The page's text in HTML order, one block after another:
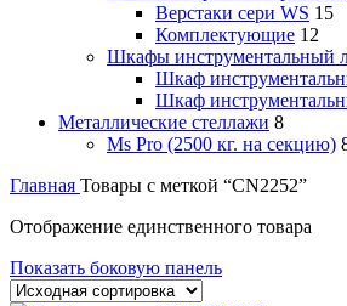
Верстаки сери WS 15
Комплектующие 12
Шкафы инструментальный
Шкаф
Шкаф
Металлические стеллажи 8
Ms Pro (2500 кг. на секцию)
Главная Товары с меткой “CN2252”
Отображение единственного товара
Показать боковую панель